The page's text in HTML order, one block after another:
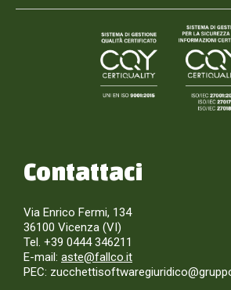
Contattaci
Via Enrico Fermi, 134
36100 Vicenza (VI)
Tel. +39 0444 346211
E-mail: aste@fallco.it
PEC: